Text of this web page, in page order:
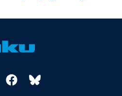
FacebookBluesky